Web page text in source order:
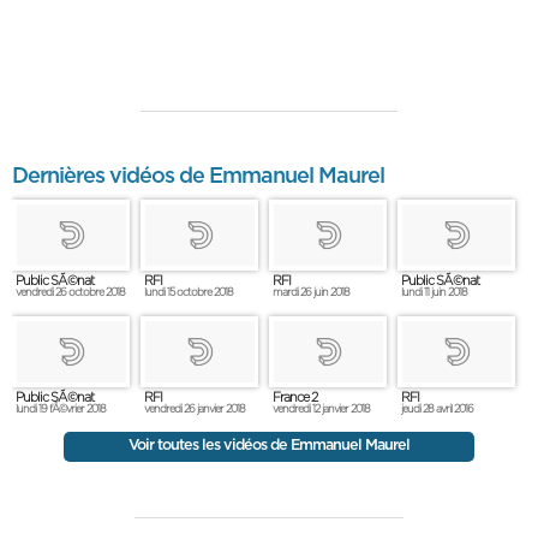
Dernières vidéos de Emmanuel Maurel
Public SÃ©nat
vendredi 26 octobre 2018
RFI
lundi 15 octobre 2018
RFI
mardi 26 juin 2018
Public SÃ©nat
lundi 11 juin 2018
Public SÃ©nat
lundi 19 fÃ©vrier 2018
RFI
vendredi 26 janvier 2018
France 2
vendredi 12 janvier 2018
RFI
jeudi 28 avril 2016
Voir toutes les vidéos de Emmanuel Maurel